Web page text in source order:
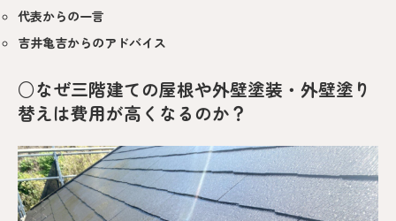
代表からの一言
吉井亀吉からのアドバイス
○なぜ三階建ての屋根や外壁塗装・外壁塗り
替えは費用が高くなるのか？